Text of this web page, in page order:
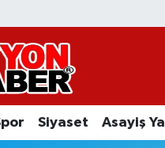
Siyaset Asayiş